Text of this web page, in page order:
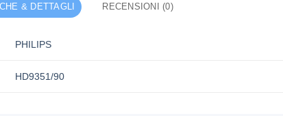
& DETTAGLI RECENSIONI (0)
PHILIPS
HD9351/90